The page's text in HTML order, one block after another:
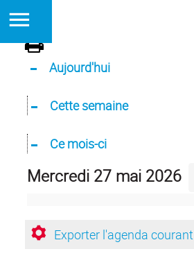
Aujourd'hui
Cette semaine
Ce mois-ci
mercredi 27 mai 2026
Exporter l'agenda courant